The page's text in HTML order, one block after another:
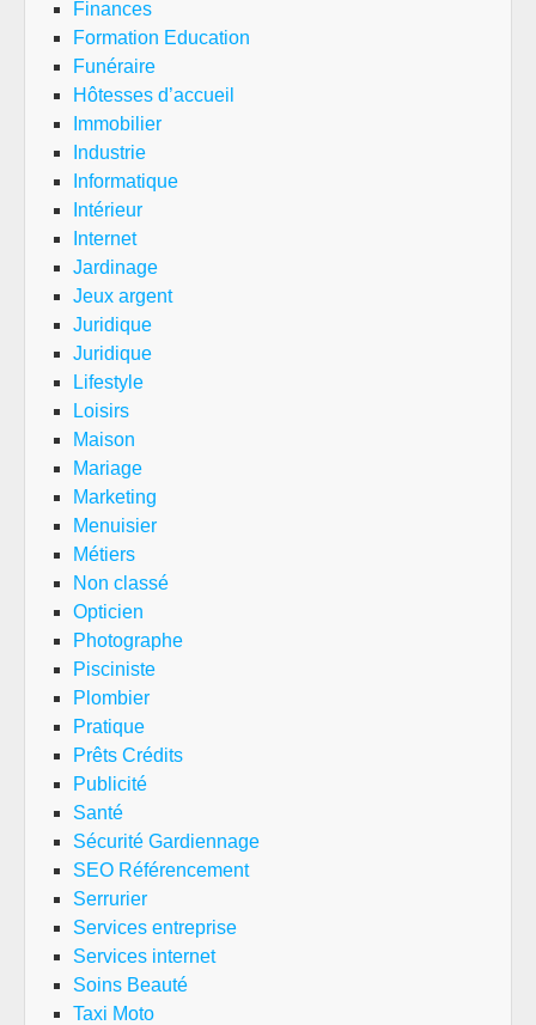
Finances
Formation Education
Funéraire
Hôtesses d’accueil
Immobilier
Industrie
Informatique
Intérieur
Internet
Jardinage
Jeux argent
Juridique
Juridique
Lifestyle
Loisirs
Maison
Mariage
Marketing
Menuisier
Métiers
Non classé
Opticien
Photographe
Pisciniste
Plombier
Pratique
Prêts Crédits
Publicité
Santé
Sécurité Gardiennage
SEO Référencement
Serrurier
Services entreprise
Services internet
Soins Beauté
Taxi Moto